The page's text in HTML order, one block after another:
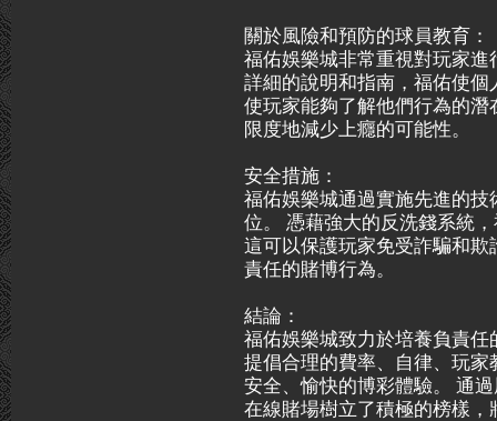
關於風險和預防的球員教育：
福佑娛樂城非常重視對玩家
詳細的說明和指南，福佑使
使玩家能夠了解他們行為的
限度地減少上癮的可能性。
安全措施：
福佑娛樂城通過實施先進的
位。 憑藉強大的反洗錢系統
這可以保護玩家免受詐騙和
責任的賭博行為。
結論：
福佑娛樂城致力於培養負責
提倡合理的費率、自律、玩
安全、愉快的博彩體驗。 通
在線賭場樹立了積極的榜樣